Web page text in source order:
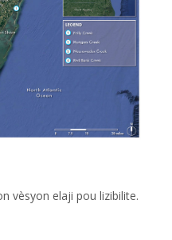
vèsyon elaji pou lizibilite.